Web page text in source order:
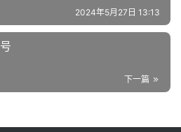
2024年5月27日 13:13
下一篇